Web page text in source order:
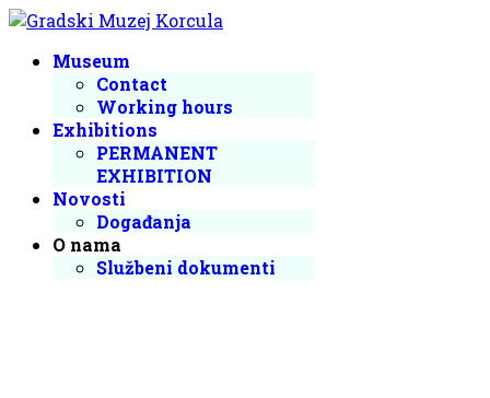
Museum
Contact
Working hours
Exhibitions
PERMANENT
EXHIBITION
Novosti
Događanja
O nama
Službeni dokumenti